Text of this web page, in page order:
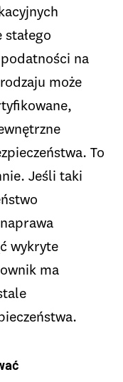
na
może
To
Jeśli taki
wykryte
ma